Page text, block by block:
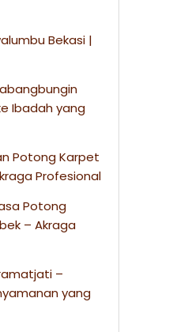
Bekasi |
Ibadah yang
Potong Karpet
Profesional
Potong
– Akraga
–
yang